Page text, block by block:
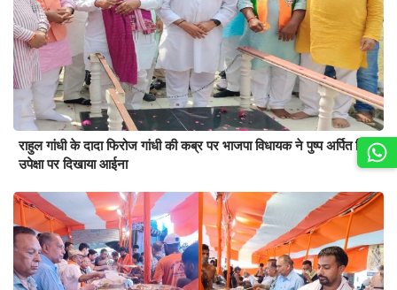
राहुल गांधी के दादा फिरोज गांधी की कब्र पर भाजपा विधायक ने पुष्प अर्पित किए,
उपेक्षा पर दिखाया आईना